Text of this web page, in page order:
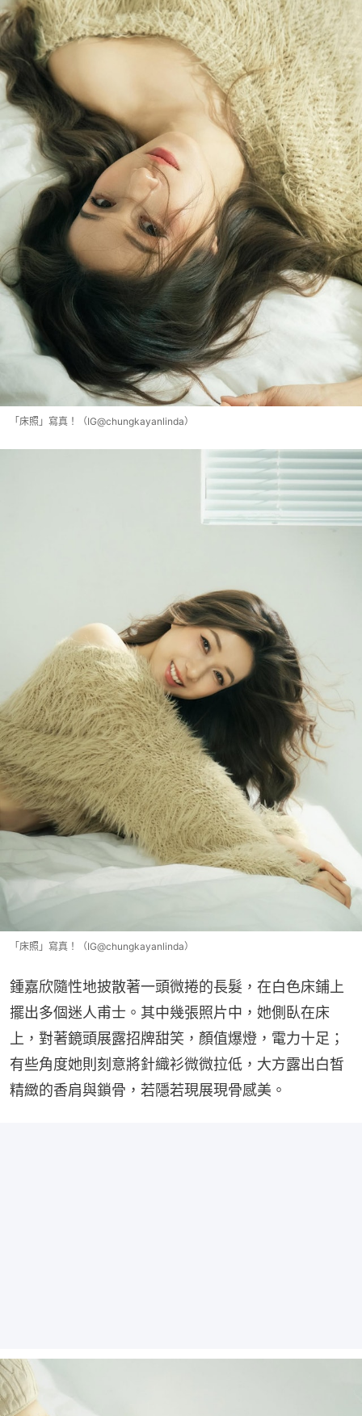
「床照」寫真！（IG@chungkayanlinda）
「床照」寫真！（IG@chungkayanlinda）
鍾嘉欣隨性地披散著一頭微捲的長髮，在白色床鋪上
擺出多個迷人甫士。其中幾張照片中，她側臥在床
上，對著鏡頭展露招牌甜笑，顏值爆燈，電力十足；
有些角度她則刻意將針織衫微微拉低，大方露出白皙
精緻的香肩與鎖骨，若隱若現展現骨感美。